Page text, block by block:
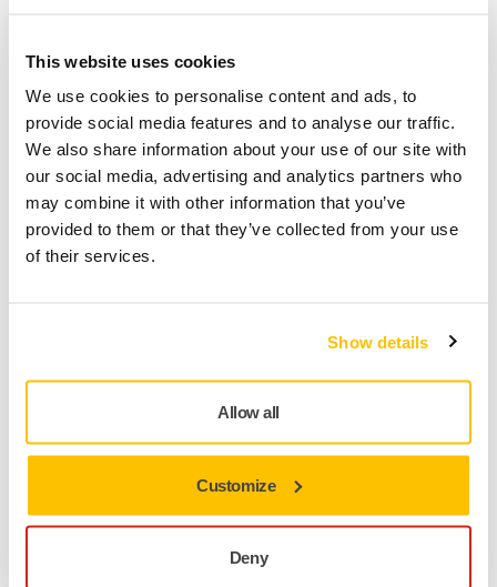
This website uses cookies
We use cookies to personalise content and ads, to
provide social media features and to analyse our traffic.
We also share information about your use of our site with
our social media, advertising and analytics partners who
may combine it with other information that you’ve
provided to them or that they’ve collected from your use
of their services.
Show details
Allow all
Customize
Deny
extracteur en service.
ASSISTANCE OUTILS, EXTRACTEURS DE POUSSIÈRE,
Having trouble with a low airflow alarm? In this video,
we guide you through four simple steps to resolve
the issue and get your system running smoothly.